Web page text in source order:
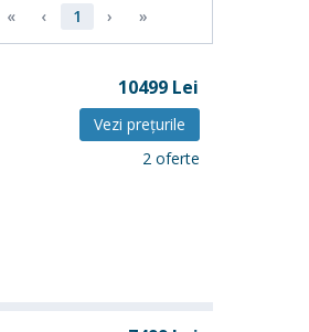
« ‹ 1 › »
10499 Lei
Vezi preţurile
2 oferte